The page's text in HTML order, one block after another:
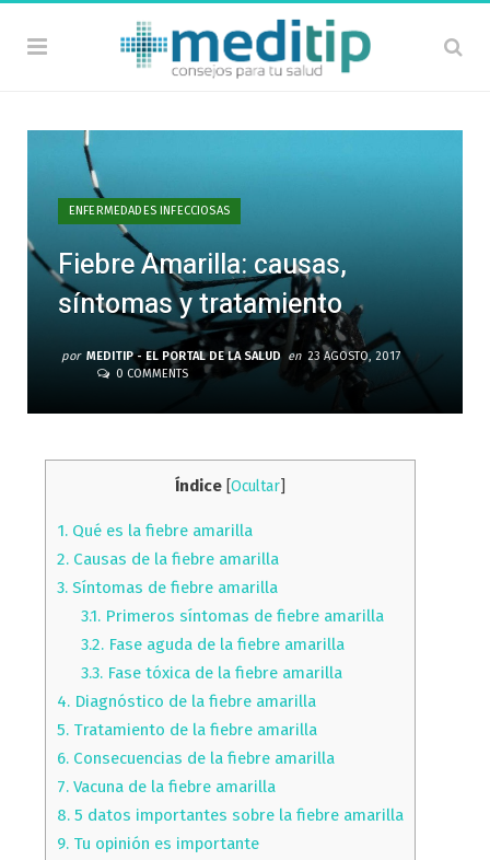
ENFERMEDADES INFECCIOSAS
Fiebre Amarilla: causas,
síntomas y tratamiento
por MEDITIP - EL PORTAL DE LA SALUD en 23 AGOSTO, 2017
0 COMMENTS
Índice Ocultar]
1.Qué es la fiebre amarilla
2.Causas de la fiebre amarilla
3.Síntomas de fiebre amarilla
3.1. Primeros síntomas de fiebre amarilla
3.2. Fase aguda de la fiebre amarilla
3.3. Fase tóxica de la fiebre amarilla
4.Diagnóstico de la fiebre amarilla
5.Tratamiento de la fiebre amarilla
6.Consecuencias de la fiebre amarilla
7.Vacuna de la fiebre amarilla
8.5 datos importantes sobre la fiebre amarilla
9.Tu opinión es importante